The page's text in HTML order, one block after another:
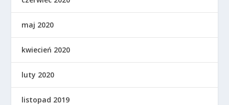
maj 2020
kwiecień 2020
luty 2020
listopad 2019